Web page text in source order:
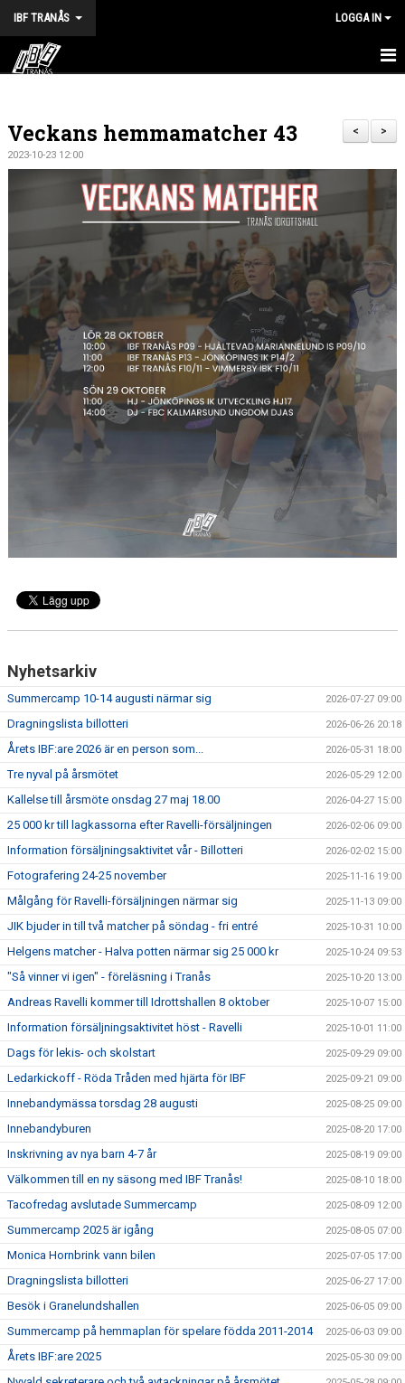
IBF TRANÅS LOGGA IN
FÖRENINGEN
VÅRA LAG
TRÄNINGSTIDER
KALENDER
MATCHER
BILDGALLERI
DOKUMENT
HALVA POTTEN
>
<
Veckans hemmamatcher 43
2023-10-23 12:00
Nyhetsarkiv
Summercamp 10-14 augusti närmar sig 2026-07-27 09:00
Dragningslista billotteri 2026-06-26 20:18
Årets IBF:are 2026 är en person som... 2026-05-31 18:00
Tre nyval på årsmötet 2026-05-29 12:00
Kallelse till årsmöte onsdag 27 maj 18.00 2026-04-27 15:00
25 000 kr till lagkassorna efter Ravelli-försäljningen 2026-02-06 09:00
Information försäljningsaktivitet vår - Billotteri 2026-02-02 15:00
Fotografering 24-25 november 2025-11-16 19:00
Målgång för Ravelli-försäljningen närmar sig 2025-11-13 09:00
JIK bjuder in till två matcher på söndag - fri entré 2025-10-31 10:00
Helgens matcher - Halva potten närmar sig 25 000 kr 2025-10-24 09:53
"Så vinner vi igen" - föreläsning i Tranås 2025-10-20 13:00
Andreas Ravelli kommer till Idrottshallen 8 oktober 2025-10-07 15:00
Information försäljningsaktivitet höst - Ravelli 2025-10-01 11:00
Dags för lekis- och skolstart 2025-09-29 09:00
Ledarkickoff - Röda Tråden med hjärta för IBF 2025-09-21 09:00
Innebandymässa torsdag 28 augusti 2025-08-25 09:00
Innebandyburen 2025-08-20 17:00
Inskrivning av nya barn 4-7 år 2025-08-19 09:00
Välkommen till en ny säsong med IBF Tranås! 2025-08-10 18:00
Tacofredag avslutade Summercamp 2025-08-09 12:00
Summercamp 2025 är igång 2025-08-05 07:00
Monica Hornbrink vann bilen 2025-07-05 17:00
Dragningslista billotteri 2025-06-27 17:00
Besök i Granelundshallen 2025-06-05 09:00
Summercamp på hemmaplan för spelare födda 2011-2014 2025-06-03 09:00
Årets IBF:are 2025 2025-05-30 09:00